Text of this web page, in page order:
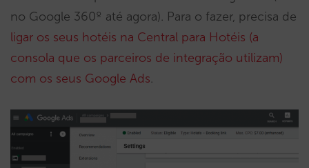
no Google 360º até agora). Para o fazer, precisa de
ligar os seus hotéis na Central para Hotéis (a
consola que os parceiros de integração utilizam)
com os seus Google Ads.